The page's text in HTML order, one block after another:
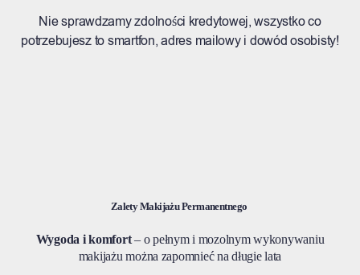
Nie sprawdzamy zdolności kredytowej, wszystko co
potrzebujesz to smartfon, adres mailowy i dowód osobisty!
Zalety Makijażu Permanentnego
Wygoda i komfort– o pełnym i mozolnym wykonywaniu
makijażu można zapomnieć na długie lata